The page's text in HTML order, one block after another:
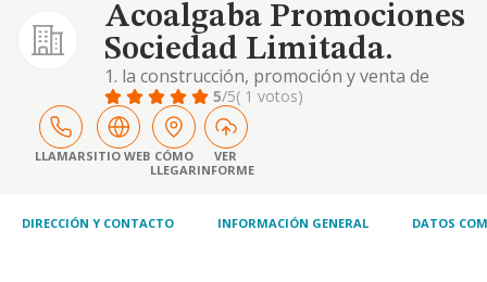
Acoalgaba Promociones
Sociedad Limitada.
1. la construcción, promoción y venta de
edificaciones de todo tipo -viviendas, naves,
edificios, locales y oficinas, a título
enunciativo, no excluyente-. 2. la adquisición,
venta, parcelación, arrendamiento y
administración de bienes inmuebles. 3. la
5/5( 1 votos)
LLAMARSITIO WEB CÓMO
LLEGAR
VER
INFORME
DIRECCIÓN Y CONTACTO INFORMACIÓN GENERAL DATOS